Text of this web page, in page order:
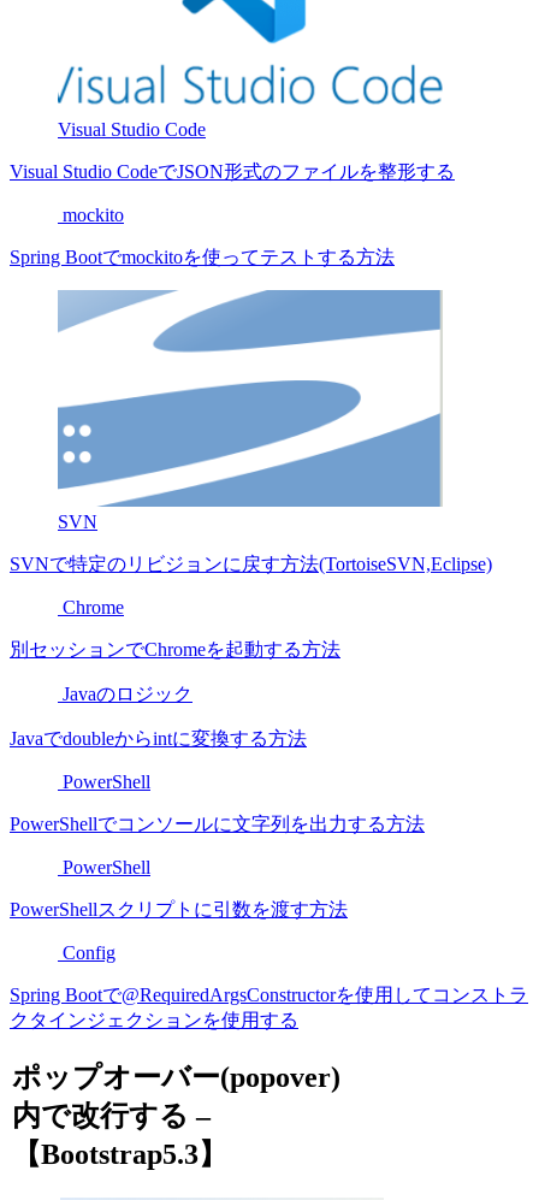
Visual Studio Code
Visual Studio CodeでJSON形式のファイルを整形する
mockito
Spring Bootでmockitoを使ってテストする方法
SVN
SVNで特定のリビジョンに戻す方法(TortoiseSVN,Eclipse)
Chrome
別セッションでChromeを起動する方法
Javaのロジック
Javaでdoubleからintに変換する方法
PowerShell
PowerShellでコンソールに文字列を出力する方法
PowerShell
PowerShellスクリプトに引数を渡す方法
Config
Spring Bootで@RequiredArgsConstructorを使用してコンストラ
クタインジェクションを使用する
ポップオーバー(popover)
内で改行する –
【Bootstrap5.3】